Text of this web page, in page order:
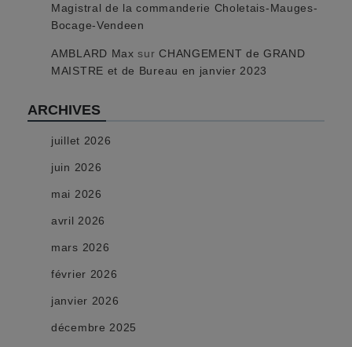
Magistral de la commanderie Choletais-Mauges-
Bocage-Vendeen
AMBLARD Max surCHANGEMENT de GRAND
MAISTRE et de Bureau en janvier 2023
ARCHIVES
juillet 2026
juin 2026
mai 2026
avril 2026
mars 2026
février 2026
janvier 2026
décembre 2025